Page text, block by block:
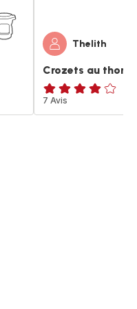
Thelith
Crozets au thon
Avis
4
7 Avis